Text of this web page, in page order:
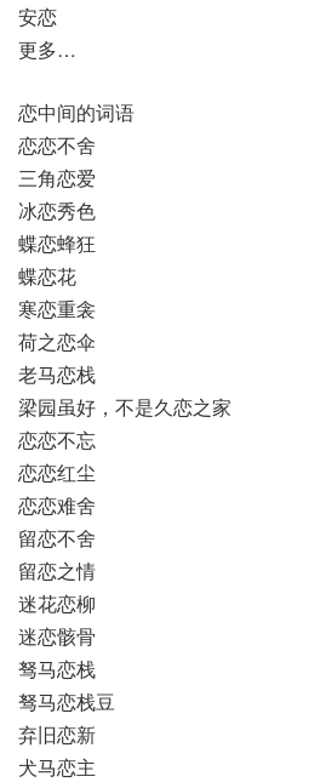
安恋
更多…
恋中间的词语
恋恋不舍
三角恋爱
冰恋秀色
蝶恋蜂狂
蝶恋花
寒恋重衾
荷之恋伞
老马恋栈
梁园虽好，不是久恋之家
恋恋不忘
恋恋红尘
恋恋难舍
留恋不舍
留恋之情
迷花恋柳
迷恋骸骨
驽马恋栈
驽马恋栈豆
弃旧恋新
犬马恋主